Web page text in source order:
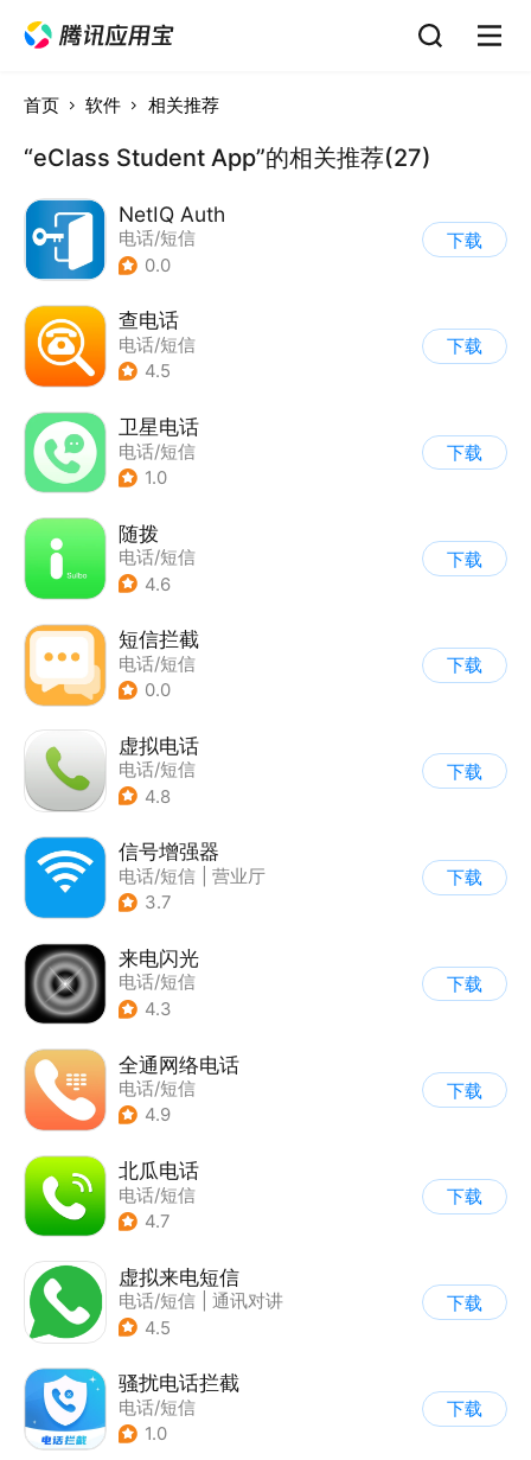
首页 软件 相关推荐
“eClass Student App”的相关推荐(27)
NetIQ Auth
电话/短信
0.0
下载
查电话
电话/短信
4.5
下载
卫星电话
电话/短信
1.0
下载
随拨
电话/短信
4.6
下载
短信拦截
电话/短信
0.0
下载
虚拟电话
电话/短信
4.8
下载
信号增强器
电话/短信
营业厅
3.7
下载
来电闪光
电话/短信
4.3
下载
全通网络电话
电话/短信
4.9
下载
北瓜电话
电话/短信
4.7
下载
虚拟来电短信
电话/短信
通讯对讲
4.5
下载
骚扰电话拦截
电话/短信
1.0
下载